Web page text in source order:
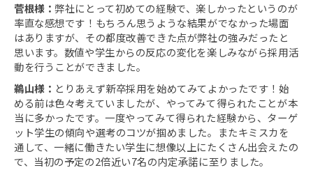
菅根様：弊社にとって初めての経験で、楽しかったというのが
率直な感想です！もちろん思うような結果がでなかった場面
はありますが、その都度改善できた点が弊社の強みだったと
思います。数値や学生からの反応の変化を楽しみながら採用活
動を行うことができました。
鵜山様： とりあえず新卒採用を始めてみてよかったです！始
める前は色々考えていましたが、やってみて得られたことが本
当に多かったです。一度やってみて得られた経験から、ターゲ
ット学生の傾向や選考のコツが掴めました。またキミスカを
通して、一緒に働きたい学生に想像以上にたくさん出会えたの
で、当初の予定の2倍近い7名の内定承諾に至りました。